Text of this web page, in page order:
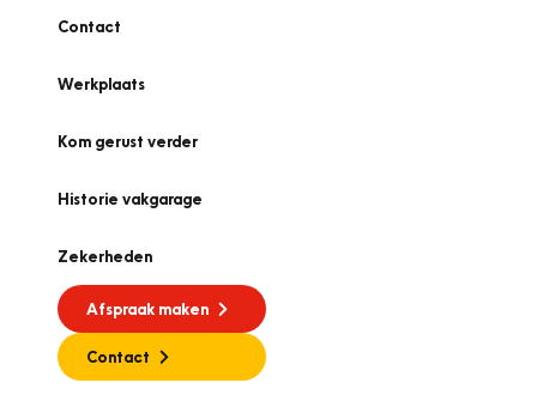
Contact
Werkplaats
Kom gerust verder
Historie vakgarage
Zekerheden
Afspraak maken
Contact